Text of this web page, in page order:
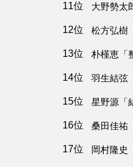
11位 大野勢太
12位 松方弘樹
13位 朴槿恵「
14位 羽生結弦
15位 星野源「
16位 桑田佳祐
17位 岡村隆史